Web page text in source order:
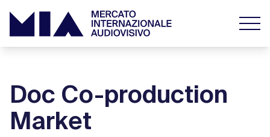
Doc Co-production
Market